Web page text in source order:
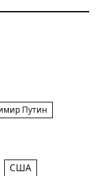
Путин
США